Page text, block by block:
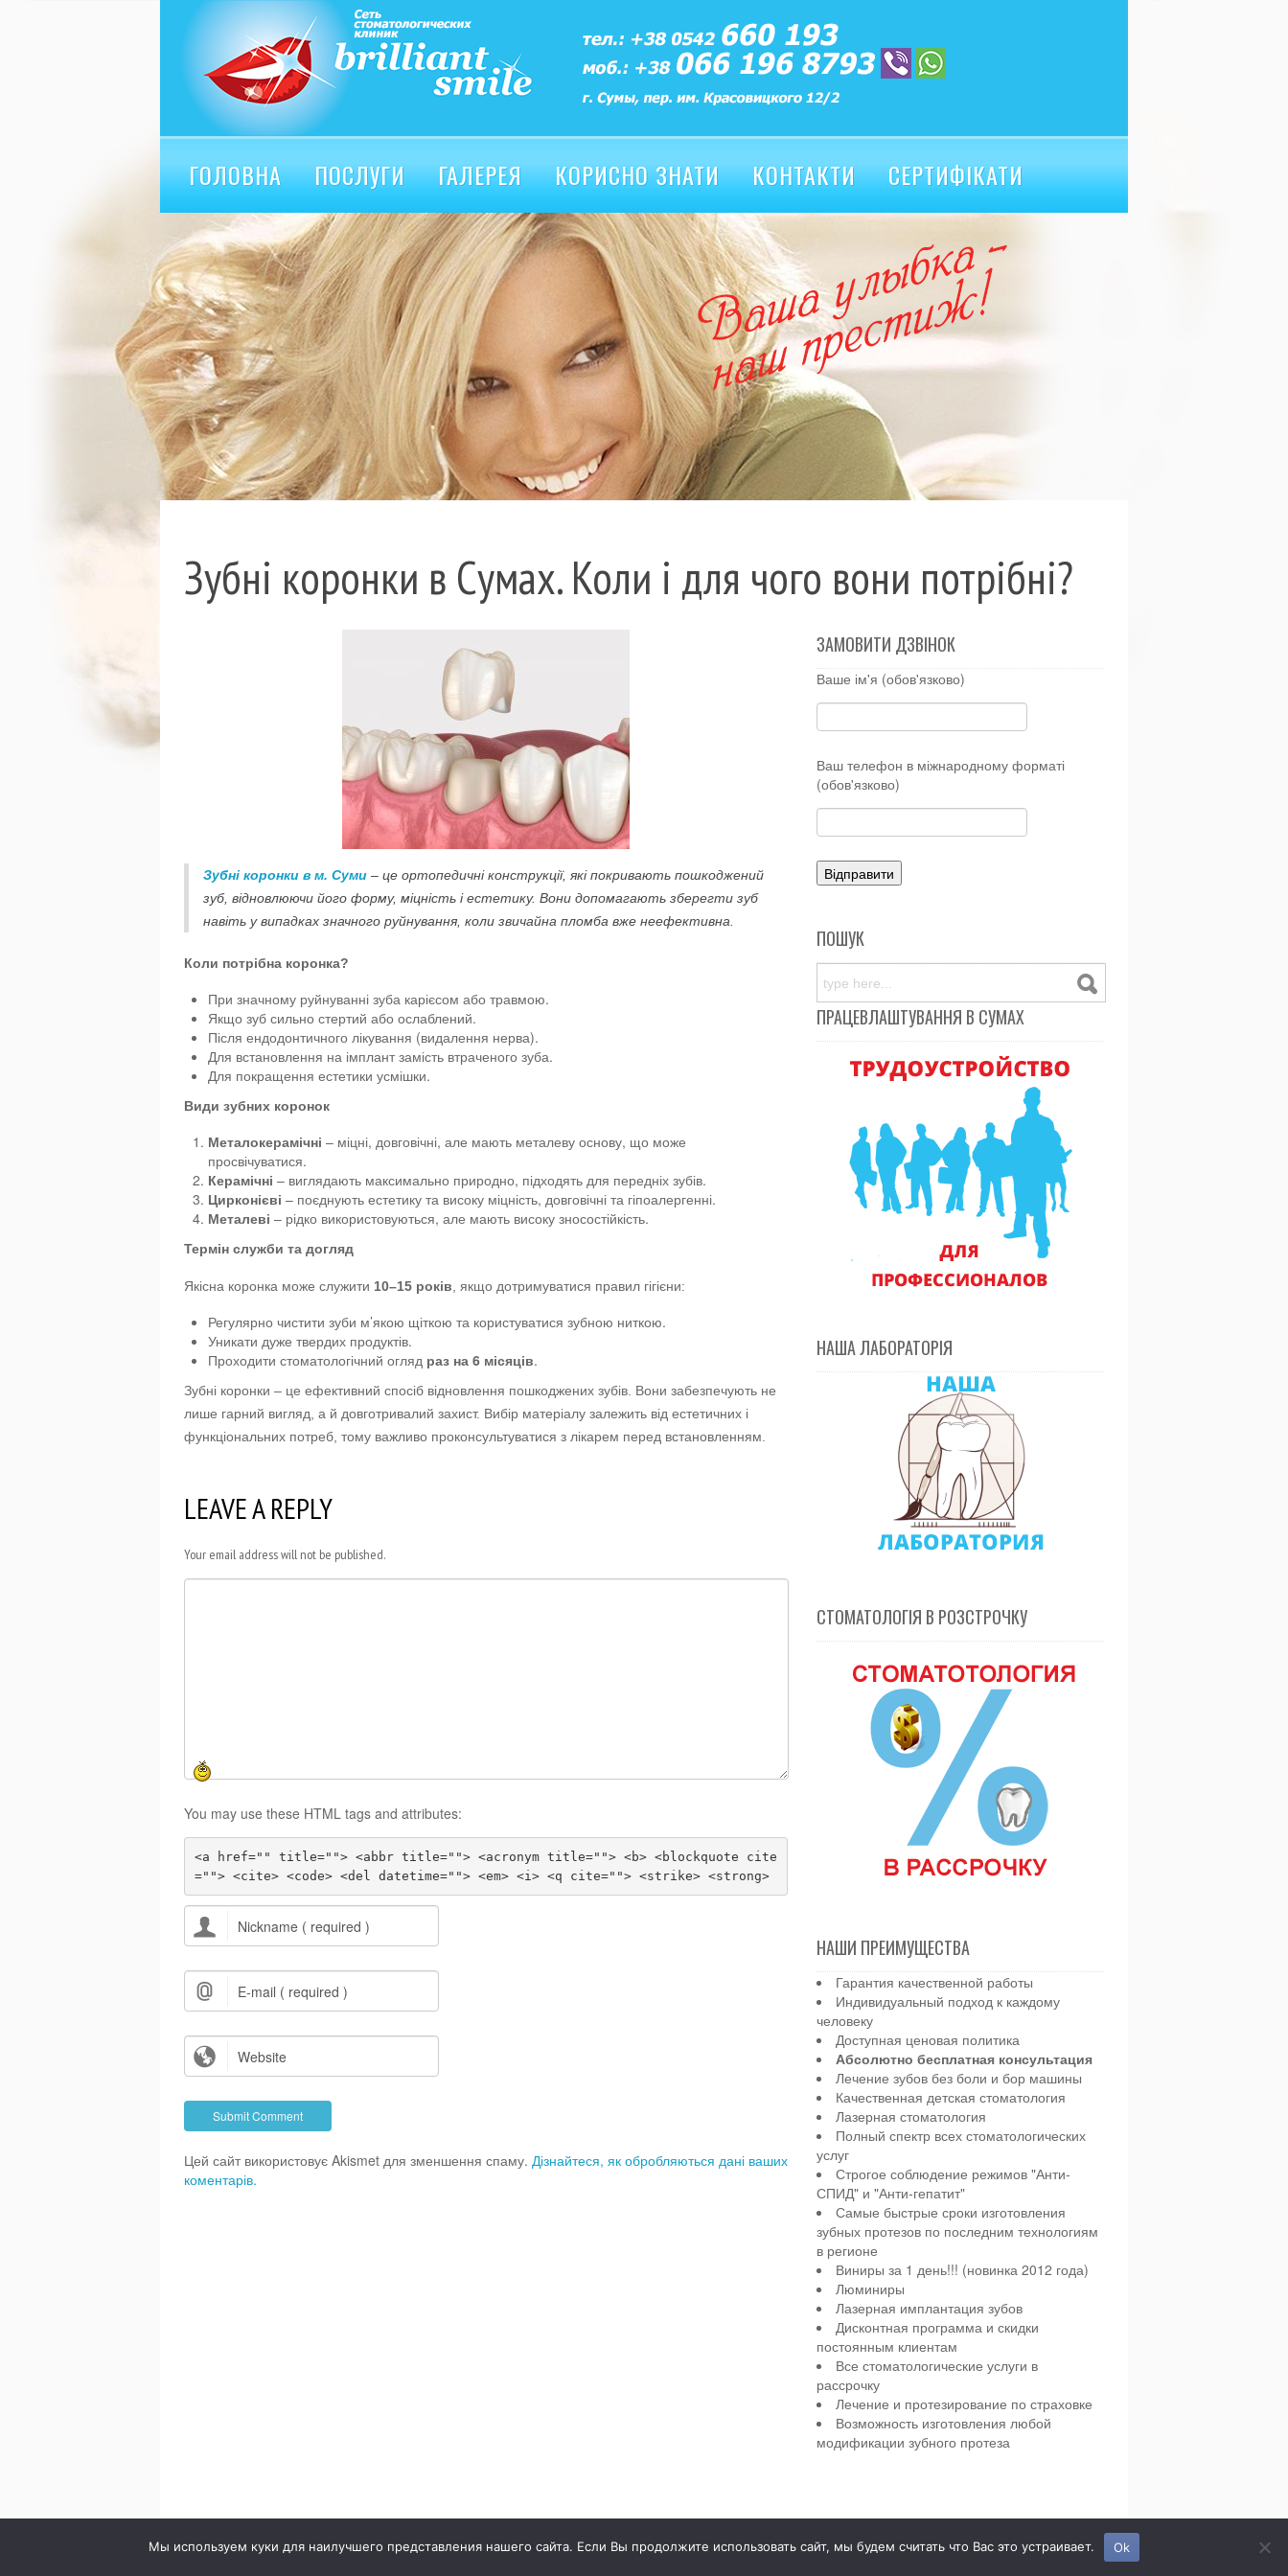
ГОЛОВНА ПОСЛУГИ ГАЛЕРЕЯ КОРИСНО ЗНАТИ КОНТАКТИ
СЕРТИФІКАТИ
ВІДГУКИ
Зубні коронки в Сумах. Коли і для чого вони потрібні?
Зубні коронки в м. Суми – це ортопедичні конструкції, які покривають пошкоджений
зуб, відновлюючи його форму, міцність і естетику. Вони допомагають зберегти зуб
навіть у випадках значного руйнування, коли звичайна пломба вже неефективна.
Коли потрібна коронка?
При значному руйнуванні зуба карієсом або травмою.
Якщо зуб сильно стертий або ослаблений.
Після ендодонтичного лікування (видалення нерва).
Для встановлення на імплант замість втраченого зуба.
Для покращення естетики усмішки.
Види зубних коронок
Металокерамічні – міцні, довговічні, але мають металеву основу, що може
просвічуватися.
Керамічні – виглядають максимально природно, підходять для передніх зубів.
Цирконієві – поєднують естетику та високу міцність, довговічні та гіпоалергенні.
Металеві – рідко використовуються, але мають високу зносостійкість.
Термін служби та догляд
Якісна коронка може служити 10–15 років , якщо дотримуватися правил гігієни:
Регулярно чистити зуби м’якою щіткою та користуватися зубною ниткою.
Уникати дуже твердих продуктів.
Проходити стоматологічний огляд раз на 6 місяців.
Зубні коронки – це ефективний спосіб відновлення пошкоджених зубів. Вони забезпечують не
лише гарний вигляд, а й довготривалий захист. Вибір матеріалу залежить від естетичних і
функціональних потреб, тому важливо проконсультуватися з лікарем перед встановленням.
LEAVE A REPLY
Your email address will not be published.
You may use these HTML tags and attributes:
<a href="" title=""> <abbr title=""> <acronym title=""> <b> <blockquote cite
=""> <cite> <code> <del datetime=""> <em> <i> <q cite=""> <strike> <strong>
Цей сайт використовує Akismet для зменшення спаму. Дізнайтеся, як обробляються дані ваших
коментарів.
ЗАМОВИТИ ДЗВІНОК
Ваше ім'я (обов'язково)
Ваш телефон в міжнародному форматі
(обов'язково)
ПОШУК
ПРАЦЕВЛАШТУВАННЯ В СУМАХ
НАША ЛАБОРАТОРІЯ
СТОМАТОЛОГІЯ В РОЗСТРОЧКУ
НАШИ ПРЕИМУЩЕСТВА
Гарантия качественной работы
Индивидуальный подход к каждому
человеку
Доступная ценовая политика
Абсолютно бесплатная консультация
Лечение зубов без боли и бор машины
Качественная детская стоматология
Лазерная стоматология
Полный спектр всех стоматологических
услуг
Строгое соблюдение режимов "Анти-
СПИД" и "Анти-гепатит"
Самые быстрые сроки изготовления
зубных протезов по последним технологиям
в регионе
Виниры за 1 день!!! (новинка 2012 года)
Люминиры
Лазерная имплантация зубов
Дисконтная программа и скидки
постоянным клиентам
Все стоматологические услуги в
рассрочку
Лечение и протезирование по страховке
Возможность изготовления любой
модификации зубного протеза
Детская и взрослая стоматология в городе Сумы.
Мы используем куки для наилучшего представления нашего сайта. Если Вы продолжите использовать сайт, мы будем считать что Вас это устраивает. Ok